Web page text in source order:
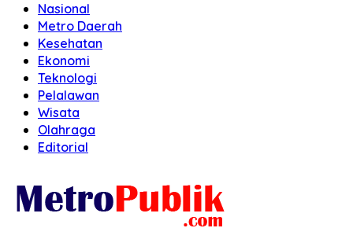
Nasional
Metro Daerah
Kesehatan
Ekonomi
Teknologi
Pelalawan
Wisata
Olahraga
Editorial